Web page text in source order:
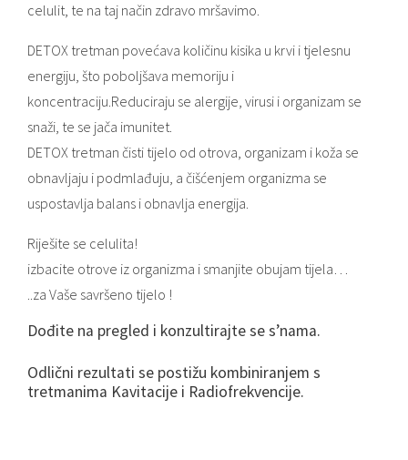
celulit, te na taj način zdravo mršavimo.
DETOX tretman povećava količinu kisika u krvi i tjelesnu
energiju, što poboljšava memoriju i
koncentraciju.Reduciraju se alergije, virusi i organizam se
snaži, te se jača imunitet.
DETOX tretman čisti tijelo od otrova, organizam i koža se
obnavljaju i podmlađuju, a čišćenjem organizma se
uspostavlja balans i obnavlja energija.
Riješite se celulita!
izbacite otrove iz organizma i smanjite obujam tijela…
..za Vaše savršeno tijelo !
Dođite na pregled i konzultirajte se s’nama.
Odlični rezultati se postižu kombiniranjem s
tretmanima Kavitacije i Radiofrekvencije.